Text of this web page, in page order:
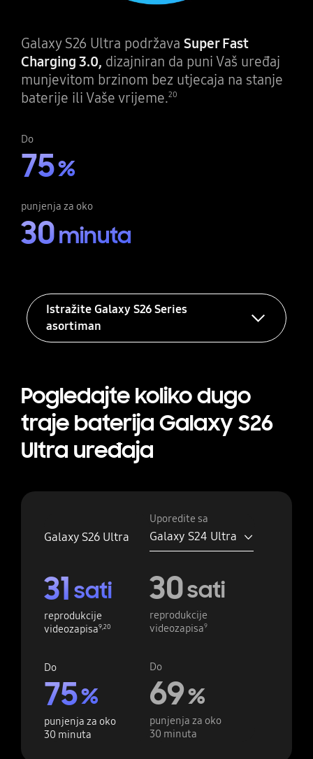
Galaxy S26 Ultra podržava Super Fast
Charging 3.0, dizajniran da puni Vaš uređaj
munjevitom brzinom bez utjecaja na stanje
baterije ili Vaše vrijeme.20
Do
75%
punjenja za oko
30minuta
Istražite Galaxy S26 Series
asortiman
Pogledajte koliko dugo
traje baterija Galaxy S26
Ultra uređaja
Galaxy S26 Ultra
31 sati
reprodukcije
videozapisa9,20
Do
75%
punjenja za oko
30 minuta
Uporedite sa
Galaxy S24 Ultra
30sati
reprodukcije
videozapisa9
Do
69%
punjenja za oko
30 minuta